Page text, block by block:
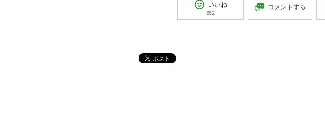
いいね
652
コメントする
ポスト